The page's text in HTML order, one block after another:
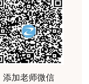
添加老师微信